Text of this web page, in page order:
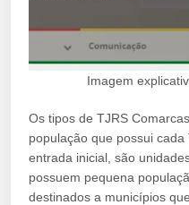
Imagem
Os tipos de TJRS
população que possui
entrada inicial, são
possuem pequena
destinados a municípios